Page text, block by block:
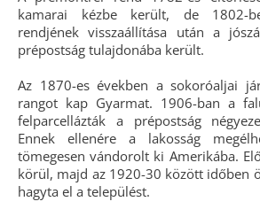
kamarai kézbe került, de 1802-
rendjének visszaállítása után a
prépostság tulajdonába került.
Az 1870-es években a sokoróaljai
rangot kap Gyarmat. 1906-ban a
felparcellázták a prépostság
Ennek ellenére a lakosság
tömegesen vándorolt ki Amerikába.
körül, majd az 1920-30 között időben
hagyta el a települést.